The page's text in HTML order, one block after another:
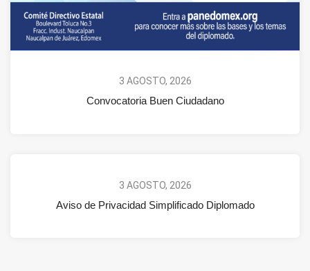
3 AGOSTO, 2026
Convocatoria Buen Ciudadano
3 AGOSTO, 2026
Aviso de Privacidad Simplificado Diplomado